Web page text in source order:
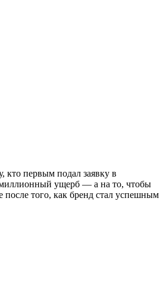
кто первым подал заявку в
ущерб — а на то, чтобы
после того, как бренд стал успешным